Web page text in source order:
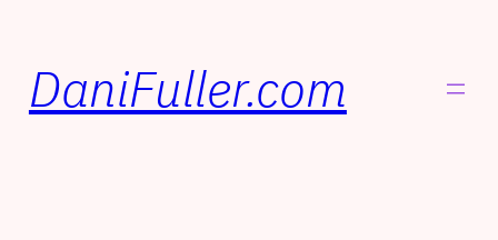
DaniFuller.com